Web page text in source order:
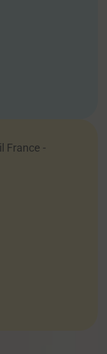
France -